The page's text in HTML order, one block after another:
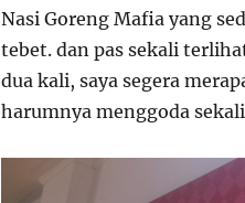
Nasi Goreng Mafia yang
tebet. dan pas sekali
dua kali, saya segera
harumnya menggoda